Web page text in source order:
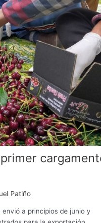
Patiño
a principios de junio y